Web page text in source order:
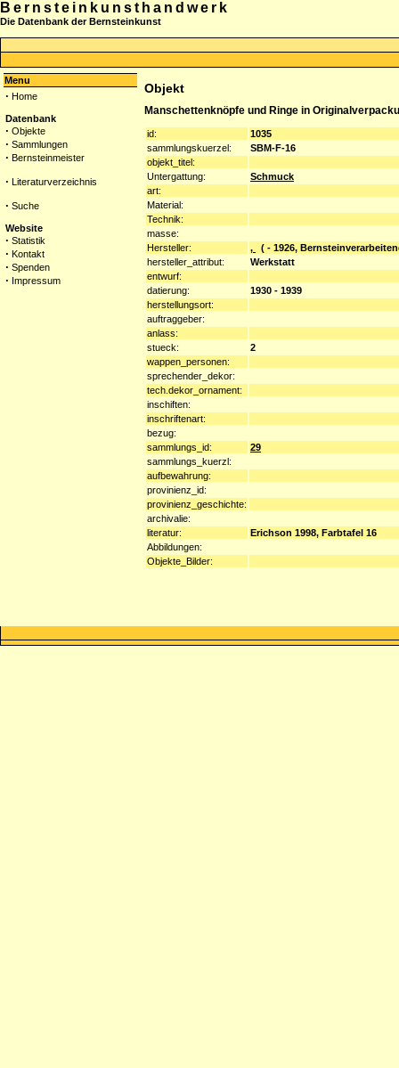
Bernsteinkunsthandwerk
Die Datenbank der Bernsteinkunst
Menu
· Home
Datenbank
· Objekte
· Sammlungen
· Bernsteinmeister
· Literaturverzeichnis
· Suche
Website
· Statistik
· Kontakt
· Spenden
· Impressum
Objekt
Manschettenknöpfe und Ringe in
id:
1035
sammlungskuerzel:
SBM-F-16
objekt_titel:
Untergattung:
Schmuck
art:
Material:
Technik:
masse:
Hersteller:
,
( - 1926,
hersteller_attribut:
Werkstatt
entwurf:
datierung:
1930 - 1939
herstellungsort:
auftraggeber:
anlass:
stueck:
2
wappen_personen:
sprechender_dekor:
tech.dekor_ornament:
inschiften:
inschriftenart:
bezug:
sammlungs_id:
29
sammlungs_kuerzl:
aufbewahrung:
provinienz_id:
provinienz_geschichte:
archivalie:
literatur:
Erichson 1998, Farbtafel 16
Abbildungen:
Objekte_Bilder: